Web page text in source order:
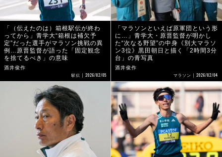
「（伝えたのは）箱根駅伝が終わ
ってから」青学大“箱根は補欠予
定”だった選手がマラソン挑戦の異
例…原晋監督が語った「固定観念
を捨てるべき」の意味
酒井俊作
駅伝 2026/02/05
「マラソンといえば原軍団という形
に…」青学大・原晋監督が明かし
た“次なる野望”の中身《別大マラソ
ン3位》黒田朝日と描く「2時間3分
台」の青写真
酒井俊作
マラソン 2026/02/04